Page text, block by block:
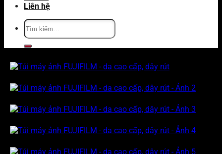
Liên hệ
Tìm
kiếm: